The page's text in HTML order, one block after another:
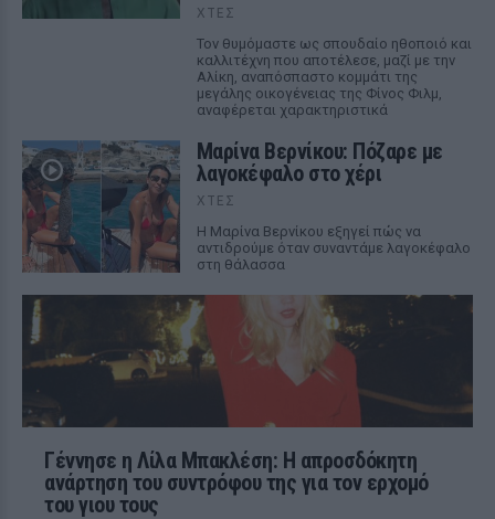
ΧΤΕΣ
Τον θυμόμαστε ως σπουδαίο ηθοποιό και
καλλιτέχνη που αποτέλεσε, μαζί με την
Αλίκη, αναπόσπαστο κομμάτι της
μεγάλης οικογένειας της Φίνος Φιλμ,
αναφέρεται χαρακτηριστικά
Μαρίνα Βερνίκου: Πόζαρε με
λαγοκέφαλο στο χέρι
ΧΤΕΣ
Η Μαρίνα Βερνίκου εξηγεί πώς να
αντιδρούμε όταν συναντάμε λαγοκέφαλο
στη θάλασσα
Γέννησε η Λίλα Μπακλέση: Η απροσδόκητη
ανάρτηση του συντρόφου της για τον ερχομό
του γιου τους